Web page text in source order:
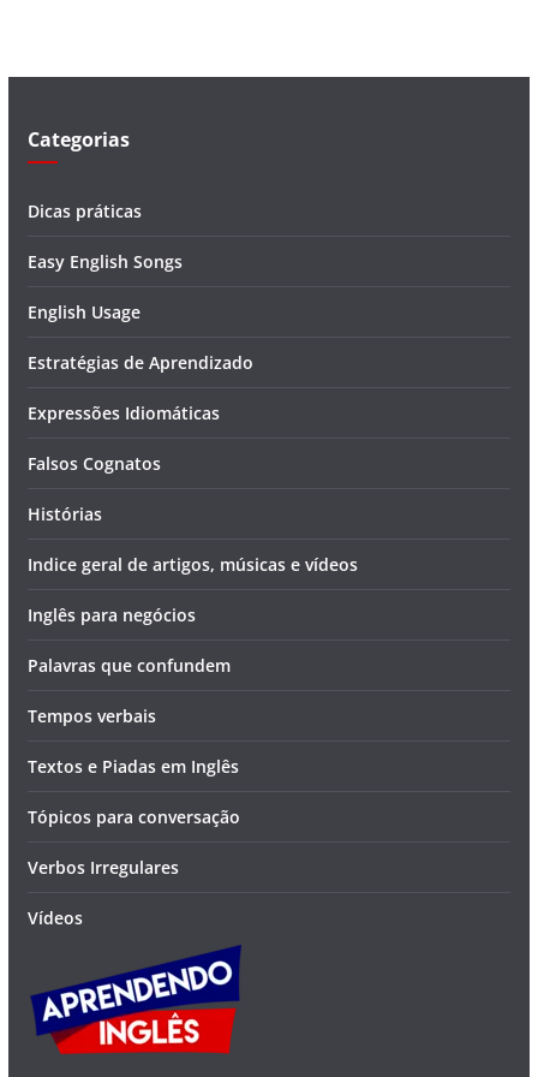
Categorias
Dicas práticas
Easy English Songs
English Usage
Estratégias de Aprendizado
Expressões Idiomáticas
Falsos Cognatos
Histórias
Indice geral de artigos, músicas e vídeos
Inglês para negócios
Palavras que confundem
Tempos verbais
Textos e Piadas em Inglês
Tópicos para conversação
Verbos Irregulares
Vídeos